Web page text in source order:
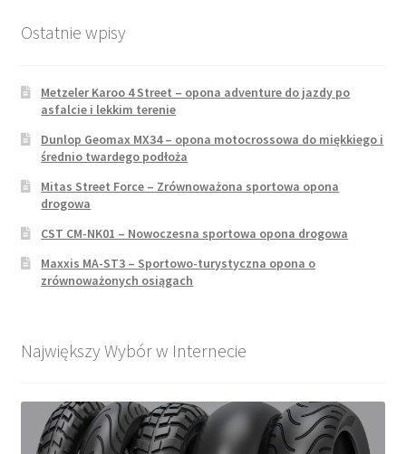
Ostatnie wpisy
Metzeler Karoo 4 Street – opona adventure do jazdy po
asfalcie i lekkim terenie
Dunlop Geomax MX34 – opona motocrossowa do miękkiego i
średnio twardego podłoża
Mitas Street Force – Zrównoważona sportowa opona
drogowa
CST CM-NK01 – Nowoczesna sportowa opona drogowa
Maxxis MA-ST3 – Sportowo-turystyczna opona o
zrównoważonych osiągach
Największy Wybór w Internecie